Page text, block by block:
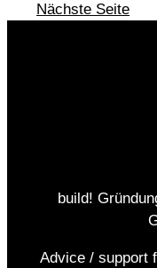
Nächste Seite
build!
Advice / support